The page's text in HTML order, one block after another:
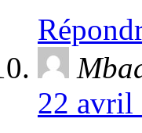
22 avril